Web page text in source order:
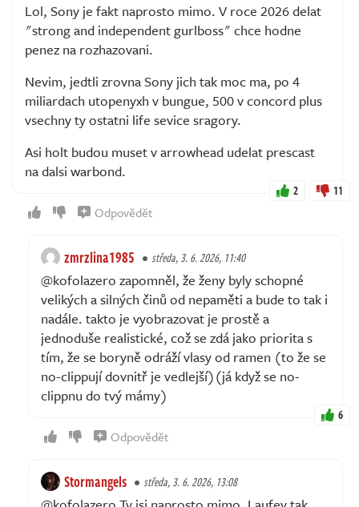
Lol, Sony je fakt naprosto mimo. V roce 2026 delat
"strong and independent gurlboss" chce hodne
penez na rozhazovani.
Nevim, jedtli zrovna Sony jich tak moc ma, po 4
miliardach utopenyxh v bungue, 500 v concord plus
vsechny ty ostatni life sevice sragory.
Asi holt budou muset v arrowhead udelat prescast
na dalsi warbond.
2 11
Odpovědět
zmrzlina1985 středa, 3. 6. 2026, 11:40
@kofolazero zapomněl, že ženy byly schopné
velikých a silných činů od nepaměti a bude to tak i
nadále. takto je vyobrazovat je prostě a
jednoduše realistické, což se zdá jako priorita s
tím, že se boryně odráží vlasy od ramen (to že se
no-clippují dovnitř je vedlejší)(já když se no-
clippnu do tvý mámy)
6
Odpovědět
Stormangels středa, 3. 6. 2026, 13:08